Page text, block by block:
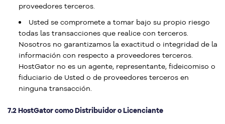
proveedores terceros.
Usted se compromete a tomar bajo su propio riesgo
todas las transacciones que realice con terceros.
Nosotros no garantizamos la exactitud o integridad de la
información con respecto a proveedores terceros.
HostGator no es un agente, representante, fideicomiso o
fiduciario de Usted o de proveedores terceros en
ninguna transacción.
7.2 HostGator como Distribuidor o Licenciante